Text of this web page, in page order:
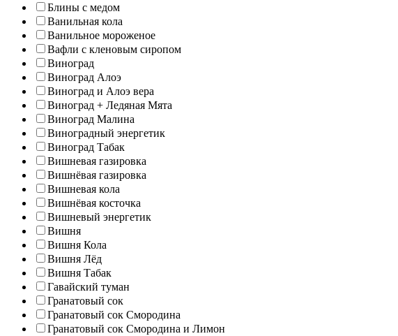
Блины с медом
Ванильная кола
Ванильное мороженое
Вафли с кленовым сиропом
Виноград
Виноград Алоэ
Виноград и Алоэ вера
Виноград + Ледяная Мята
Виноград Малина
Виноградный энергетик
Виноград Табак
Вишневая газировка
Вишнёвая газировка
Вишневая кола
Вишнёвая косточка
Вишневый энергетик
Вишня
Вишня Кола
Вишня Лёд
Вишня Табак
Гавайский туман
Гранатовый сок
Гранатовый сок Смородина
Гранатовый сок Смородина и Лимон